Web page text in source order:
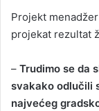
Projekt
projekat rezultat
– Trudimo se da
svakako odlučili
najvećeg